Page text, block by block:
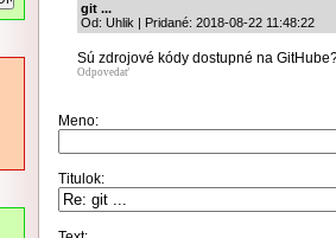
git ...
Od: Uhlik | Pridané: 2018-08-22 11:48:22
Sú zdrojové kódy dostupné na
Odpovedať
Meno:
Titulok: